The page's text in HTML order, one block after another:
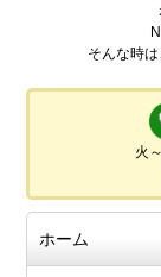
そんな時
火
ホーム